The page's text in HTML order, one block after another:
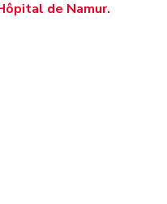
de Namur.